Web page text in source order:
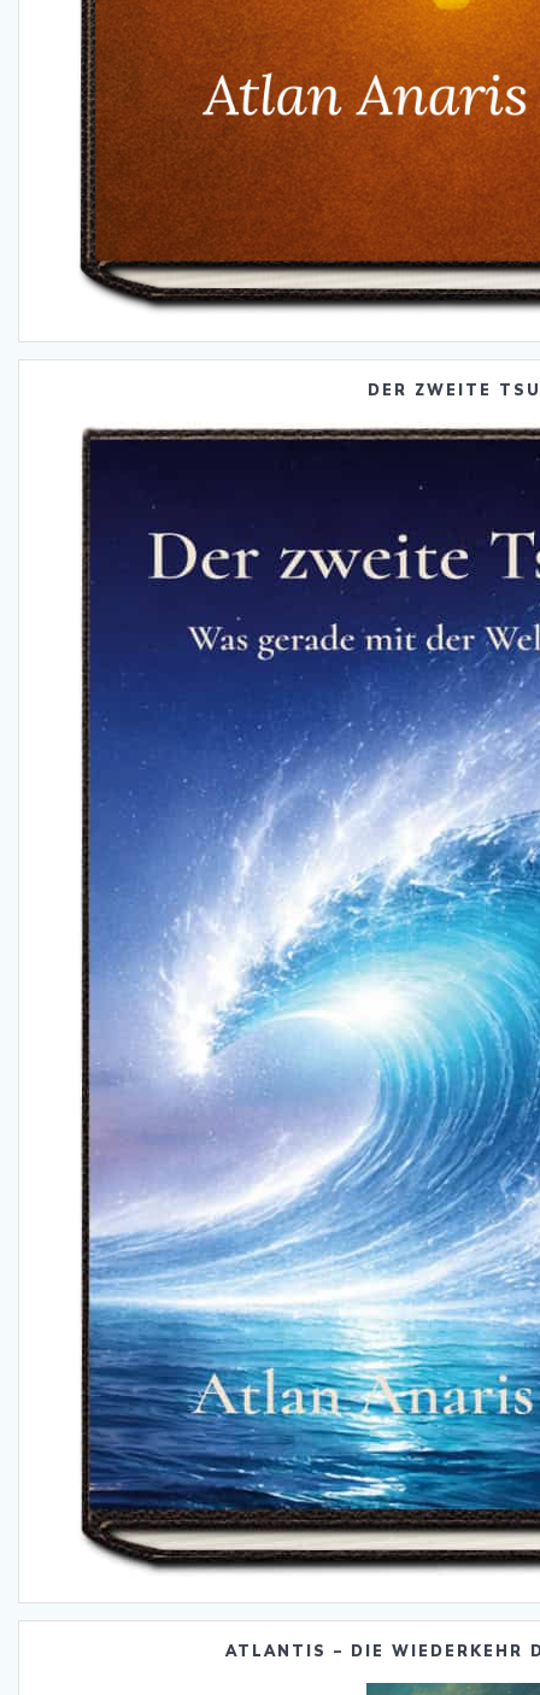
DER ZWEITE
ATLANTIS – DIE WIEDERKEHR